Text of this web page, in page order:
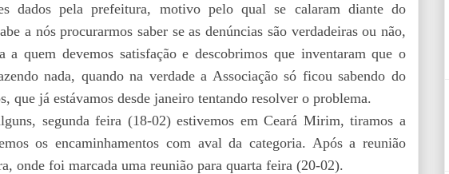
dados pela prefeitura, motivo pelo qual se calaram diante do
a nós procurarmos saber se as denúncias são verdadeiras ou não,
a quem devemos satisfação e descobrimos que inventaram que o
nada, quando na verdade a Associação só ficou sabendo do
que já estávamos desde janeiro tentando resolver o problema.
segunda feira (18-02) estivemos em Ceará Mirim, tiramos a
os encaminhamentos com aval da categoria. Após a reunião
onde foi marcada uma reunião para quarta feira (20-02).